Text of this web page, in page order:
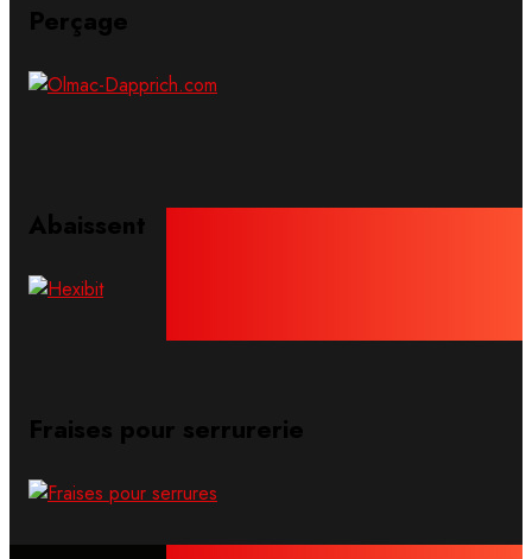
Perçage
Abaissent
Fraises pour serrurerie